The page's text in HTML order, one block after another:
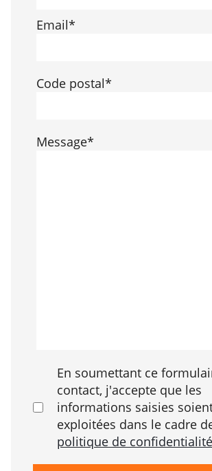
Email*
Code postal*
Message*
En soumettant ce
contact, j'accepte que les
informations saisies
exploitées dans le cadre
politique de confidentialité